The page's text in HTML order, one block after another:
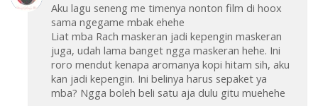
Aku lagu seneng me timenya nonton film di hoox
sama ngegame mbak ehehe
Liat mba Rach maskeran jadi kepengin maskeran
juga, udah lama banget ngga maskeran hehe. Ini
roro mendut kenapa aromanya kopi hitam sih, aku
kan jadi kepengin. Ini belinya harus sepaket ya
mba? Ngga boleh beli satu aja dulu gitu muehehe